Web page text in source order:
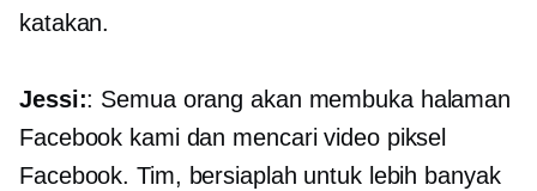
katakan.
Jessi:: Semua orang akan membuka halaman
Facebook kami dan mencari video piksel
Facebook. Tim, bersiaplah untuk lebih banyak